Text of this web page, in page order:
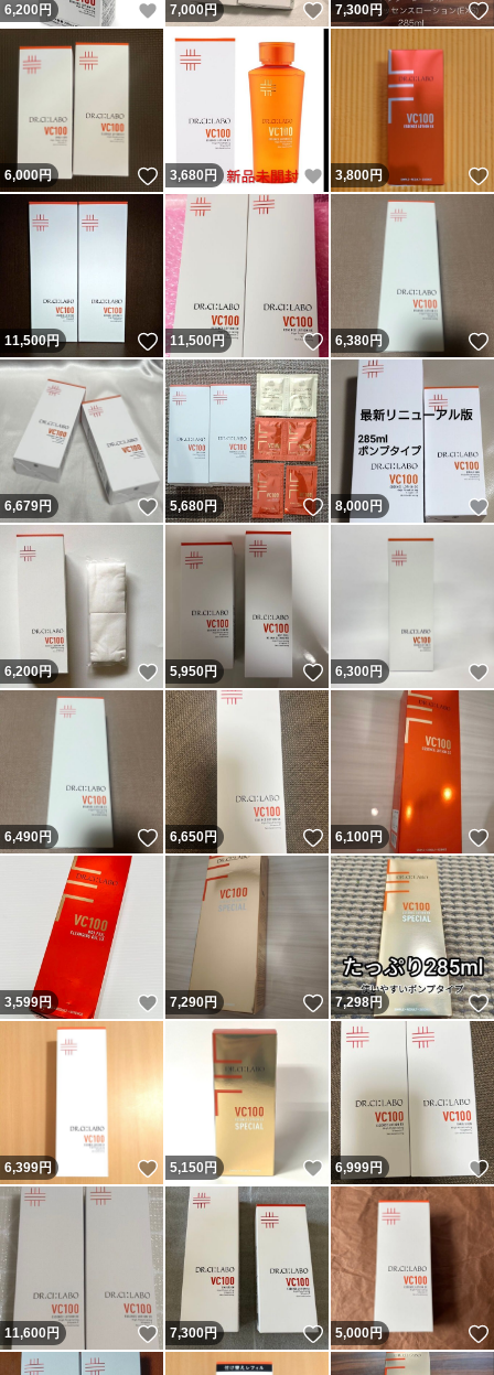
6,200 円 いいね！
7,000円 いいね！
7,300円
6,000円 いいね！
3,680 円 いいね！
3,800円
11,500円 いいね！
11,500円 いいね！
6,380円
6,679円 いいね！
5,680円 いいね！
8,000円
6,200円 いいね！
5,950円 いいね！
6,300円
6,490円 いいね！
6,650円 いいね！
6,100円
3,599円 いいね！
7,290円 いいね！
7,298円
6,399円 いいね！
5,150 円 いいね！
6,999円
11,600円 いいね！
7,300円 いいね！
5,000円